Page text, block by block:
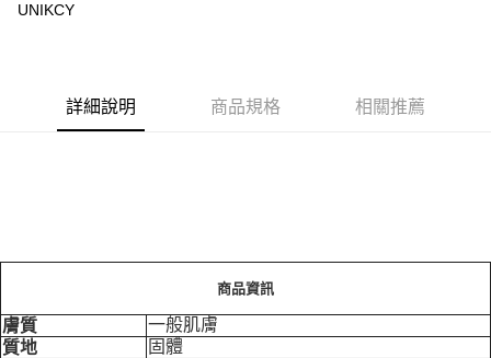
每筆NT$70，滿NT$499(含以上)免運費
UNIKCY
詳細說明 商品規格 相關推薦
商品資訊
膚質
一般肌膚
質地
固體